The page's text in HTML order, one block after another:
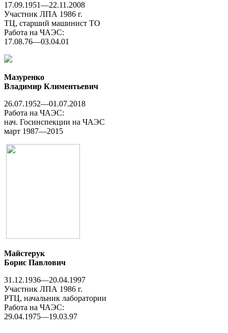
17.09.1951—22.11.2008
Участник ЛПА 1986 г.
ТЦ, cтарший машинист ТО
Работа на ЧАЭС:
17.08.76—03.04.01
Мазуренко
Владимир Климентьевич
26.07.1952—01.07.2018
Работа на ЧАЭС:
нач. Госинспекции на ЧАЭС
март 1987—2015
Майстерук
Борис Павлович
31.12.1936—20.04.1997
Участник ЛПА 1986 г.
РТЦ, начальник лаборатории
Работа на ЧАЭС:
29.04.1975—19.03.97